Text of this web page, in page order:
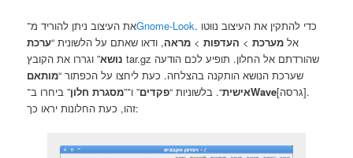
את העיצוב ניתן להוריד מ־Gnome-Look. כדי להתקין את העיצוב נווטו
אל מערכת> העדפות> מראה, ודאו שאתם על הלשונית “ערכת
נושא” וגררו את הקובץ tar.gz שהורדתם אל החלון. תופיע לכם הודעה
שערכת הנושא הותקנה בהצלחה. כעת ליחצו על הכפתור “מותאם
אישית“. בלשוניות “פקדים” ו־”מסגרת חלון” ביחרו ב־ Wave[גרסה].
זהו, כעת החלונות יראו כך: